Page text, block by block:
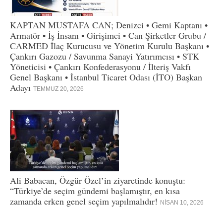
KAPTAN MUSTAFA CAN; Denizci • Gemi Kaptanı •
Armatör • İş İnsanı • Girişimci • Can Şirketler Grubu /
CARMED İlaç Kurucusu ve Yönetim Kurulu Başkanı •
Çankırı Gazozu / Savunma Sanayi Yatırımcısı • STK
Yöneticisi • Çankırı Konfederasyonu / İlteriş Vakfı
Genel Başkanı • İstanbul Ticaret Odası (İTO) Başkan
Adayı TEMMUZ 20, 2026
Ali Babacan, Özgür Özel’in ziyaretinde konuştu:
“Türkiye’de seçim gündemi başlamıştır, en kısa
zamanda erken genel seçim yapılmalıdır! NISAN 10, 2026